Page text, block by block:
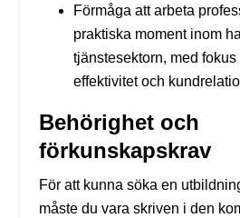
Förmåga att arbeta
praktiska moment inom
tjänstesektorn, med fokus
effektivitet och
Behörighet och
förkunskapskrav
För att kunna söka en
måste du vara skriven i den